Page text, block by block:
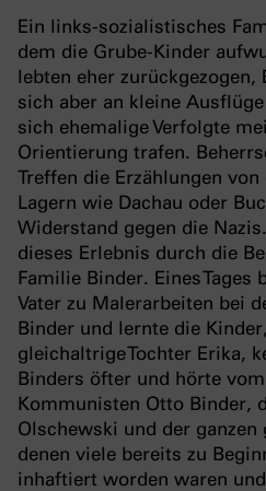
Ein links-sozialistisches
dem die Grube-Kinder
lebten eher
sich aber an kleine
sich ehemalige Verfolgte
Orientierung trafen.
Treffen die Erzählungen
Lagern wie Dachau oder
Widerstand gegen die
dieses Erlebnis durch die
Familie Binder. Eines Tages
Vater zu Malerarbeiten bei
Binder und lernte die
gleichaltrige Tochter Erika,
Binders öfter und hörte
Kommunisten Otto Binder,
Olschewski und der ganzen
denen viele bereits zu
inhaftiert worden waren